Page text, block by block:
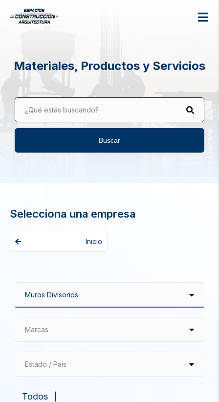
Materiales, Productos y Servicios
¿Qué estás buscando?
Buscar
Selecciona una empresa
Inicio
Marcas
Estado / País
Todos